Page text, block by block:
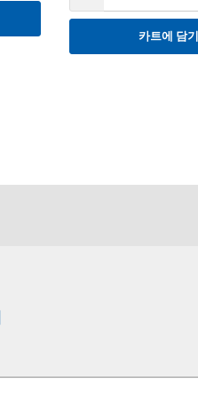
카트에 담